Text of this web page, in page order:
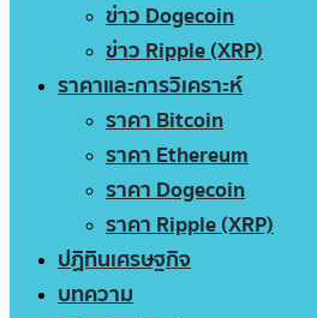
ข่าว Dogecoin
ข่าว Ripple (XRP)
ราคาและการวิเคราะห์
ราคา Bitcoin
ราคา Ethereum
ราคา Dogecoin
ราคา Ripple (XRP)
ปฏิทินเศรษฐกิจ
บทความ